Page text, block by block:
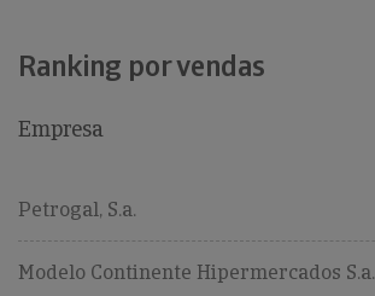
Ranking por vendas
Empresa
Petrogal, S.a.
Modelo Continente Hipermercados S.a.